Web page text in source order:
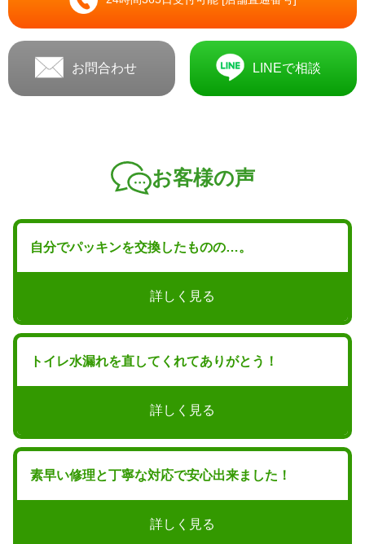
お問合わせ LINEで相談
お客様の声
自分でパッキンを交換したものの…。
詳しく見る
トイレ水漏れを直してくれてありがとう！
詳しく見る
素早い修理と丁寧な対応で安心出来ました！
詳しく見る